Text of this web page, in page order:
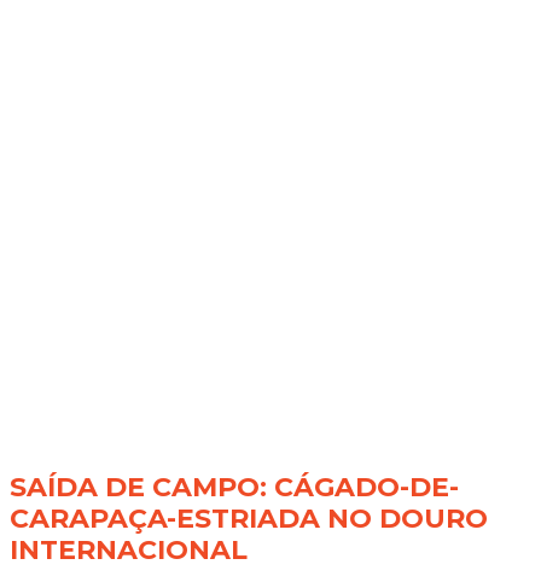
SAÍDA DE CAMPO: CÁGADO-DE-
CARAPAÇA-ESTRIADA NO DOURO
INTERNACIONAL